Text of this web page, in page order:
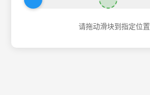
请拖动滑块到指定位置